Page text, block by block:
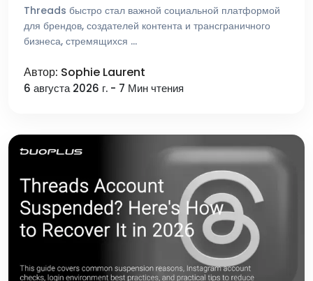
Threads быстро стал важной социальной платформой
для брендов, создателей контента и трансграничного
бизнеса, стремящихся …
Автор: Sophie Laurent
6 августа 2026 г. - 7 Мин чтения